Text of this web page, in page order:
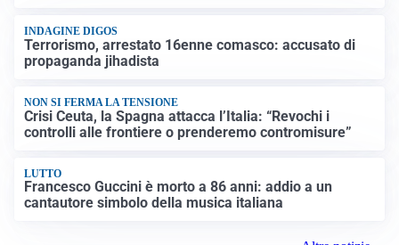
INDAGINE DIGOS
Terrorismo, arrestato 16enne comasco: accusato di
propaganda jihadista
NON SI FERMA LA TENSIONE
Crisi Ceuta, la Spagna attacca l’Italia: “Revochi i
controlli alle frontiere o prenderemo contromisure”
LUTTO
Francesco Guccini è morto a 86 anni: addio a un
cantautore simbolo della musica italiana